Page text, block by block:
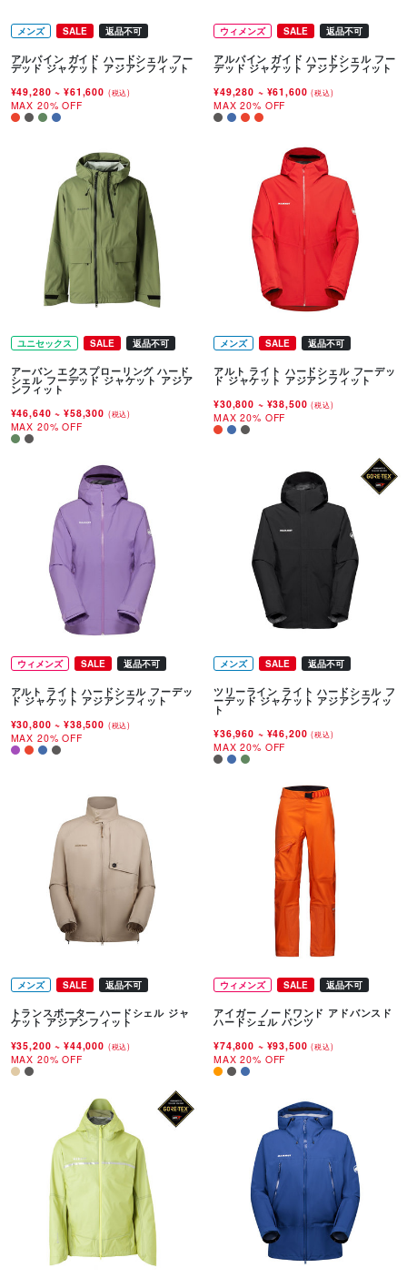
メンズ SALE 返品不可
アルパイン ガイド ハードシェル フー
デッド ジャケット アジアンフィット
¥49,280~ ¥61,600 (税込)
MAX 20% OFF
ウィメンズ SALE 返品不可
アルパイン ガイド ハードシェル フー
デッド ジャケット アジアンフィット
¥49,280 ~ ¥61,600(税込)
MAX 20% OFF
ユニセックス SALE 返品不可
アーバン エクスプローリング ハード
シェル フーデッド ジャケット アジア
ンフィット
¥46,640~ ¥58,300 (税込)
MAX 20% OFF
メンズ SALE 返品不可
アルト ライト ハードシェル フーデッ
ド ジャケット アジアンフィット
¥30,800 ~ ¥38,500(税込)
MAX 20% OFF
ウィメンズ SALE 返品不可
アルト ライト ハードシェル フーデッ
ド ジャケット アジアンフィット
¥30,800~ ¥38,500 (税込)
MAX 20% OFF
メンズ SALE 返品不可
ツリーライン ライト ハードシェル フ
ーデッド ジャケット アジアンフィッ
ト
¥36,960 ~ ¥46,200(税込)
MAX 20% OFF
メンズ SALE 返品不可
トランスポーター ハードシェル ジャ
ケット アジアンフィット
¥35,200~ ¥44,000 (税込)
MAX 20% OFF
ウィメンズ SALE 返品不可
アイガー ノードワンド アドバンスド
ハードシェル パンツ
¥74,800 ~ ¥93,500(税込)
MAX 20% OFF